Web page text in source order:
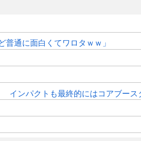
通に面白くてワロタｗｗ」
ンパクトも最終的にはコアブース